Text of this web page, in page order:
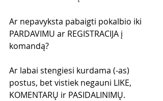
Ar nepavyksta pabaigti pokalbio iki
PARDAVIMU ar REGISTRACIJA į
komandą?
Ar labai stengiesi kurdama (-as)
postus, bet vistiek negauni LIKE,
KOMENTARŲ ir PASIDALINIMŲ.